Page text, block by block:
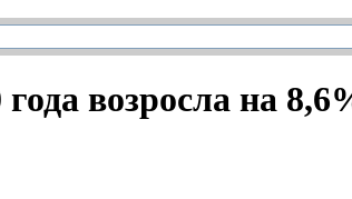
возросла на